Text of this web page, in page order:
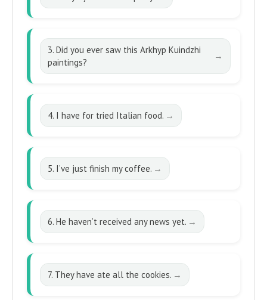
3. Did you ever saw this Arkhyp Kuindzhi
paintings?
4. I have for tried Italian food.
5. I’ve just finish my coffee.
6. He haven’t received any news yet.
7. They have ate all the cookies.